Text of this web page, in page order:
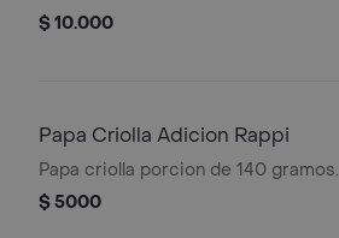
$ 10.000
Papa Criolla Adicion Rappi
Papa criolla porcion de 140 gramos.
$ 5000